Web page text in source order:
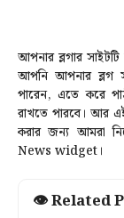
আপনার ব্লগার
আপনি আপনার ব্লগ
পারেন, এতে করে
রাখতে পারবে। আর
করার জন্য আমরা
News widget।
👁 Related